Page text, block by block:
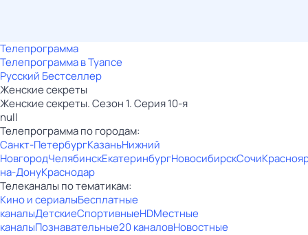
Телепрограмма
Телепрограмма в Туапсе
Русский Бестселлер
Женские секреты
Женские секреты. Сезон 1. Серия 10-я
null
Телепрограмма по городам:
Санкт-ПетербургКазаньНижний
НовгородЧелябинскЕкатеринбургНовосибирскСочи
на-ДонуКраснодар
Телеканалы по тематикам:
Кино и сериалыБесплатные
каналыДетскиеСпортивныеHDМестные
каналыПознавательные20 каналовНовостные